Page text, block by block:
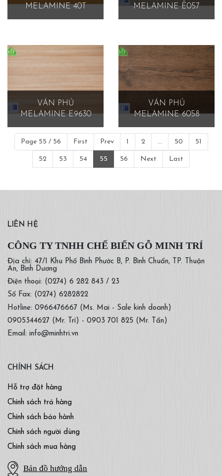
MELAMINE 40T
MELAMINE Ê057
VÁN PHỦ
MELAMINE E9630
VÁN PHỦ
MELAMINE 6058
Page 55 / 56 First Prev 1 2 ... 50 51
52 53 54 55 56 Next Last
LIÊN HỆ
CÔNG TY TNHH CHẾ BIẾN GỖ MINH TRÍ
Địa chỉ: 47/1 Khu Phố Bình Phước B, P. Bình Chuẩn, TP. Thuận
An, Bình Dương
Điện thoại: (0274) 6 282 843 / 23
Số Fax: (0274) 6282822
Hotline: 0966476667 (Ms. Mai - Sale kinh doanh)
0905344627 (Mr. Trí) - 0903 701 825 (Mr. Tấn)
Email: info@minhtri.vn
CHÍNH SÁCH
Hỗ trợ đặt hàng
Chính sách trả hàng
Chính sách bảo hành
Chính sách người dùng
Chính sách mua hàng
Bản đồ hướng dẫn